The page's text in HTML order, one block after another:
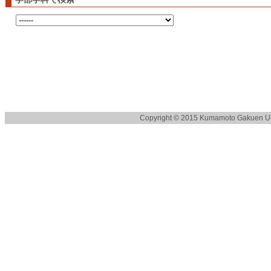
Copyright © 2015 Kumamoto Gakuen